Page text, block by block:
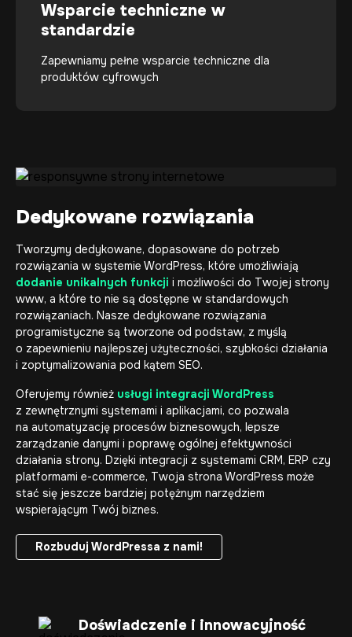
Wsparcie techniczne w
standardzie
Zapewniamy pełne wsparcie techniczne dla
produktów cyfrowych
Dedykowane rozwiązania
Tworzymy dedykowane, dopasowane do potrzeb
rozwiązania w systemie WordPress, które umożliwiają
dodanie unikalnych funkcji i możliwości do Twojej strony
www, a które to nie są dostępne w standardowych
rozwiązaniach. Nasze dedykowane rozwiązania
programistyczne są tworzone od podstaw, z myślą
o zapewnieniu najlepszej użyteczności, szybkości działania
i zoptymalizowania pod kątem SEO.
Oferujemy również usługi integracji WordPress
z zewnętrznymi systemami i aplikacjami, co pozwala
na automatyzację procesów biznesowych, lepsze
zarządzanie danymi i poprawę ogólnej efektywności
działania strony. Dzięki integracji z systemami CRM, ERP czy
platformami e-commerce, Twoja strona WordPress może
stać się jeszcze bardziej potężnym narzędziem
wspierającym Twój biznes.
Rozbuduj WordPressa z nami!
Doświadczenie i innowacyjność